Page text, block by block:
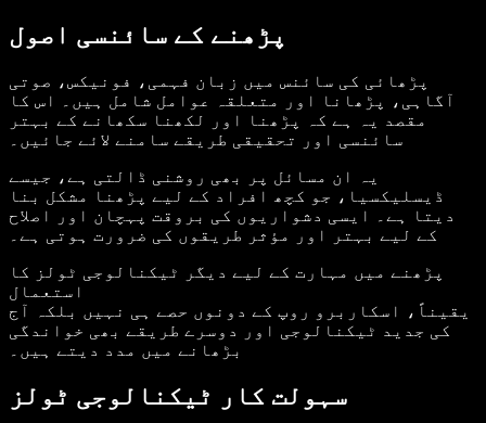
پڑھنے کے سائنسی اصول
پڑھائی کی سائنس میں زبان فہمی، فونيکس، صوتی
آگاہی، پڑھانا اور متعلقہ عوامل شامل ہیں۔ اس کا
مقصد یہ ہے کہ پڑھنا اور لکھنا سکھانے کے بہتر
سائنسی اور تحقیقی طریقے سامنے لائے جائیں۔
یہ ان مسائل پر بھی روشنی ڈالتی ہے، جیسے
ڈیسلیکسیا، جو کچھ افراد کے لیے پڑھنا مشکل بنا
دیتا ہے۔ ایسی دشواریوں کی بروقت پہچان اور اصلاح
کے لیے بہتر اور مؤثر طریقوں کی ضرورت ہوتی ہے۔
پڑھنے میں مہارت کے لیے دیگر ٹیکنالوجی ٹولز کا
استعمال
یقیناً، اسکاربرو روپ کے دونوں حصے ہی نہیں بلکہ آج
کی جدید ٹیکنالوجی اور دوسرے طریقے بھی خواندگی
بڑھانے میں مدد دیتے ہیں۔
سہولت کار ٹیکنالوجی ٹولز